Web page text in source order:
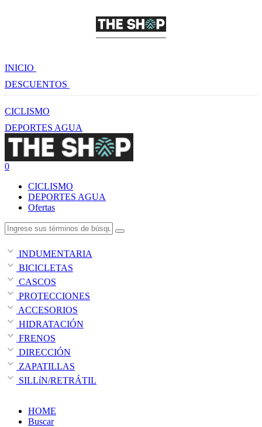
INICIO
DESCUENTOS
CICLISMO
DEPORTES AGUA
0
CICLISMO
DEPORTES AGUA
Ofertas
INDUMENTARIA
BICICLETAS
CASCOS
PROTECCIONES
ACCESORIOS
HIDRATACIÓN
FRENOS
DIRECCIÓN
ZAPATILLAS
SILLíN/RETRÁTIL
HOME
Buscar